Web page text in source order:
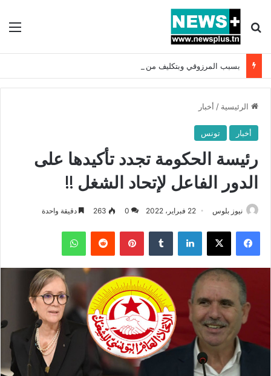
بحث عن
الرئيسية / أخبار
أخبار تونس
رئيسة الحكومة تجدد تأكيدها على
الدور الفاعل لإتحاد الشغل !!
نيوز بلوس 22 فبراير، 2022 0
263 دقيقة واحدة
فيسبوك X لينكدإن بينتيريست واتساب